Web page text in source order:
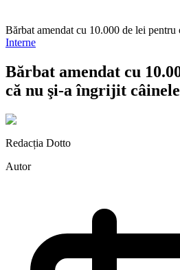
Bărbat amendat cu 10.000 de lei
Interne
Bărbat amendat cu
că nu şi-a îngrijit câinele
Redacția Dotto
Autor